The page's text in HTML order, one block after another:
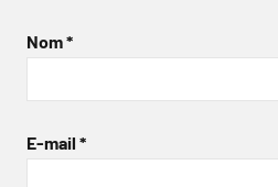
Nom*
E-mail *